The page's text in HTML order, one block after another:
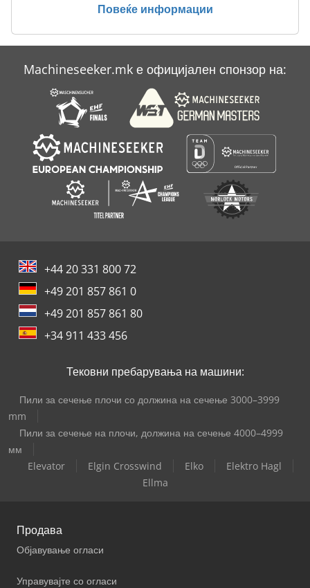
Case Ih Mx 285
Case Ih Mxm 130
Case Mx 100 C
Повеќе информации
Machineseeker.mk е официјален спонзор на:
+44 20 331 800 72
+49 201 857 861 0
+49 201 857 861 80
+34 911 433 456
Тековни пребарувања на машини:
Пили за сечење плочи со должина на сечење 3000–3999
mm
Пили за сечење на плочи, должина на сечење 4000–4999
мм
Elevator
Elgin Crosswind Elko
Elektro Hagl
Ellma
Продава
Објавување огласи
Управувајте со огласи